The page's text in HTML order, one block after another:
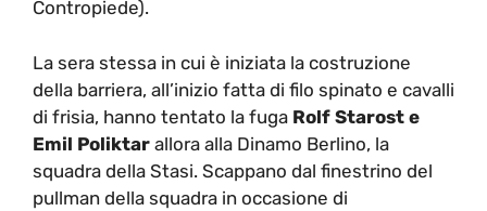
Contropiede).
La sera stessa in cui è iniziata la costruzione
della barriera, all’inizio fatta di filo spinato e cavalli
di frisia, hanno tentato la fuga Rolf Starost e
Emil Poliktar allora alla Dinamo Berlino, la
squadra della Stasi. Scappano dal finestrino del
pullman della squadra in occasione di